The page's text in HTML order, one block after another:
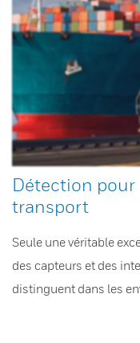
Détection pour
transport
Seule une véritable
des capteurs et des
distinguent dans les